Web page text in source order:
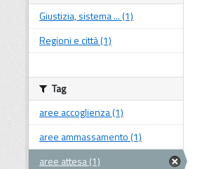
Giustizia, sistema ... (1)
Regioni e città (1)
Tag
aree accoglienza (1)
aree ammassamento (1)
aree attesa (1)